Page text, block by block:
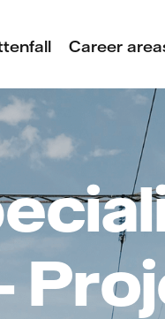
Career